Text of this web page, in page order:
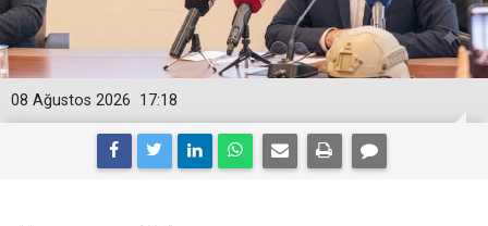
17:18
08 Ağustos 2026